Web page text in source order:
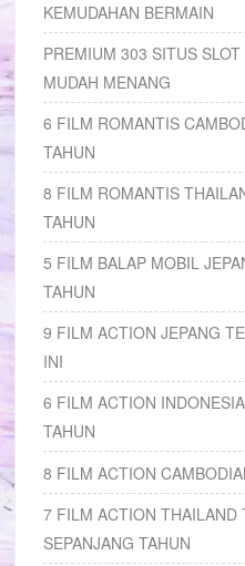
KEMUDAHAN BERMAIN
PREMIUM 303 SITUS
MUDAH MENANG
6 FILM ROMANTIS
TAHUN
8 FILM ROMANTIS
TAHUN
5 FILM BALAP MOBIL
TAHUN
9 FILM ACTION JEPANG
INI
6 FILM ACTION
TAHUN
8 FILM ACTION
7 FILM ACTION THAILAND
SEPANJANG TAHUN